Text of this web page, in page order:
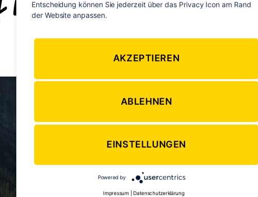
Beitragsautor
VonRedaktion Veröffentlichungsdatum
16. Februar 2017 1 Kommentarzu
Entscheidung können Sie jederzeit über das Privacy Icon am Rand
der Website anpassen.
AKZEPTIEREN
ABLEHNEN
EINSTELLUNGEN
Powered by
Impressum Datenschutzerklärung